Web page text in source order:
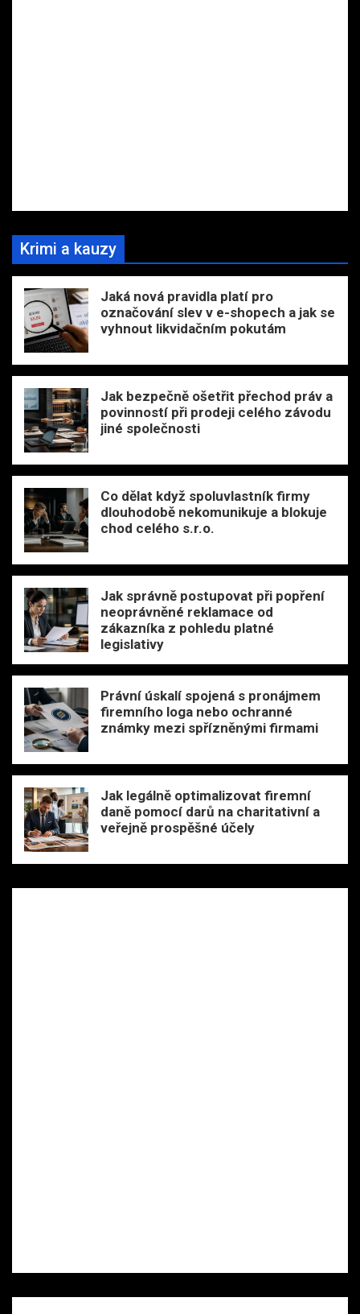
Krimi a kauzy
Jaká nová pravidla platí pro
označování slev v e-shopech a jak se
vyhnout likvidačním pokutám
Jak bezpečně ošetřit přechod práv a
povinností při prodeji celého závodu
jiné společnosti
Co dělat když spoluvlastník firmy
dlouhodobě nekomunikuje a blokuje
chod celého s.r.o.
Jak správně postupovat při popření
neoprávněné reklamace od
zákazníka z pohledu platné
legislativy
Právní úskalí spojená s pronájmem
firemního loga nebo ochranné
známky mezi spřízněnými firmami
Jak legálně optimalizovat firemní
daně pomocí darů na charitativní a
veřejně prospěšné účely